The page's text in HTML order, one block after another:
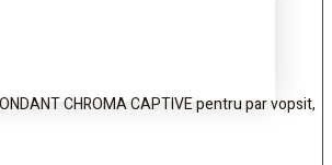
CHROMA CAPTIVE pentru par vopsit,